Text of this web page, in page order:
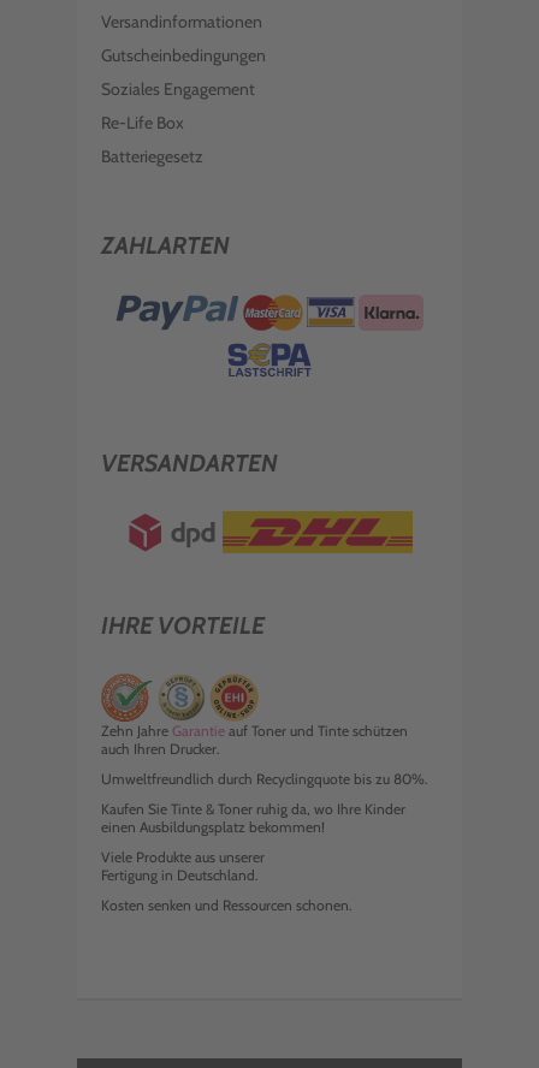
Versandinformationen
Gutscheinbedingungen
Soziales Engagement
Re-Life Box
Batteriegesetz
ZAHLARTEN
VERSANDARTEN
IHRE VORTEILE
Zehn Jahre Garantie auf Toner und Tinte schützen
auch Ihren Drucker.
Umweltfreundlich durch Recyclingquote bis zu 80%.
Kaufen Sie Tinte & Toner ruhig da, wo Ihre Kinder
einen Ausbildungsplatz bekommen!
Viele Produkte aus unserer
Fertigung in Deutschland.
Kosten senken und Ressourcen schonen.